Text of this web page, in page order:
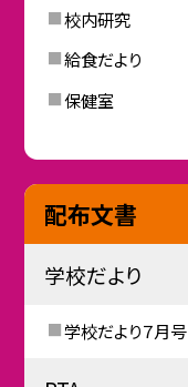
校内研究
給食だより
保健室
配布文書
学校だより
学校だより７月号